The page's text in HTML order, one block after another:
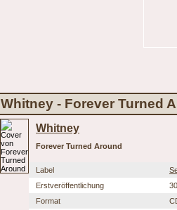
Whitney - Forever Turned
Whitney
Forever Turned Around
Label
Erstveröffentlichung
Format